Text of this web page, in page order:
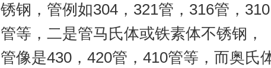
锈钢，管例如304，321管，316管，310
管等，二是管马氏体或铁素体不锈钢，
管像是430，420管，410管等，而奥氏